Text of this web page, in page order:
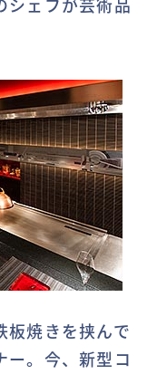
板焼きを挟んで
ー。今、新型コ